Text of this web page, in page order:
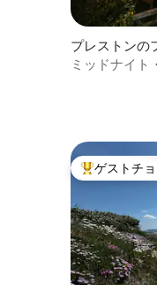
プレストンの
ミッドナイト
大好評のゲス
ゲストチ